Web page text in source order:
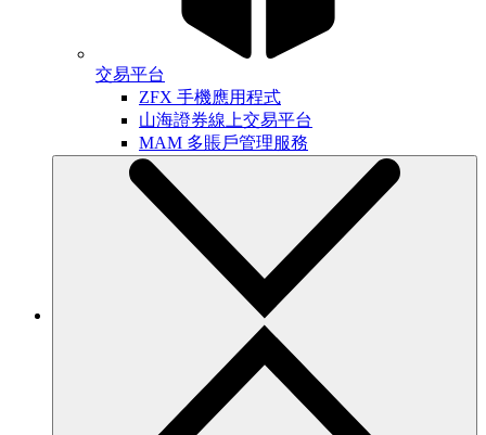
交易平台
ZFX 手機應用程式
山海證券線上交易平台
MAM 多賬戶管理服務